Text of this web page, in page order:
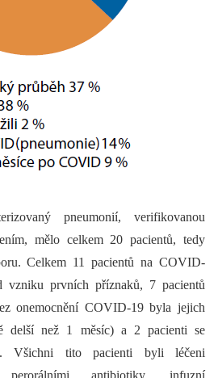
pneumonií, verifikovanou
mělo celkem 20 pacientů, tedy
Celkem 11 pacientů na COVID-
vzniku prvních příznaků, 7 pacientů
onemocnění COVID-19 byla jejich
delší než 1 měsíc) a 2 pacienti se
Všichni tito pacienti byli léčeni
perorálními antibiotiky, infuzní